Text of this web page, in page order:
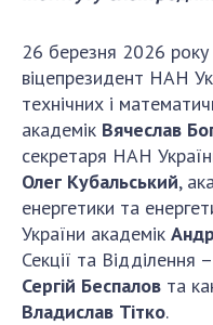
Засідання
Сесії Загальних
Річні звіти НАН
Річні фінансові
Наукові
Охорона прав
трансфер
Наукові об'єкти,
надбання
26 березня 2026 року
віцепрезидент НАН
технічних і
академік Вячеслав
секретаря НАН
Олег Кубальський,
енергетики та
України академік
Секції та Відділення
Сергій Беспалов та
Владислав Тітко.